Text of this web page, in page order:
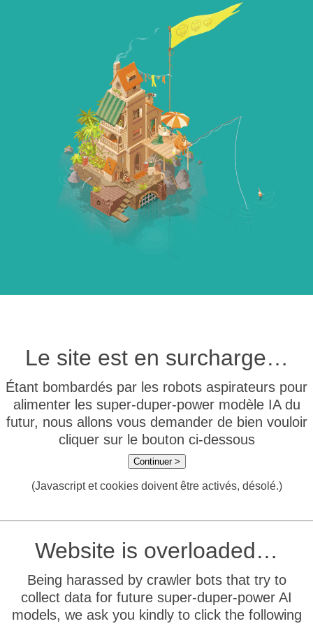
Le site est en surcharge…
Étant bombardés par les robots aspirateurs pour
alimenter les super-duper-power modèle IA du
futur, nous allons vous demander de bien vouloir
cliquer sur le bouton ci-dessous
Continuer >
(Javascript et cookies doivent être activés, désolé.)
Website is overloaded…
Being harassed by crawler bots that try to
collect data for future super-duper-power AI
models, we ask you kindly to click the following